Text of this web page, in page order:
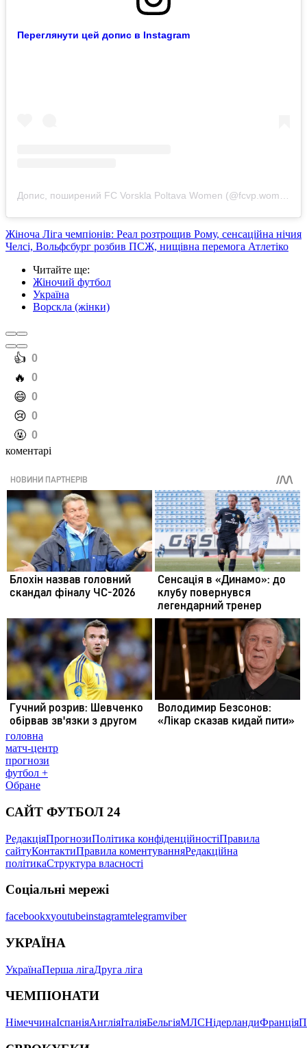
Переглянути цей допис в Instagram
Жіноча Ліга чемпіонів: Реал розтрощив Рому, сенсаційна нічия
Челсі, Вольфсбург розбив ПСЖ, нищівна перемога Атлетіко
Читайте ще:
Жіночий футбол
Україна
Ворскла (жінки)
️👍 0
️🔥 0
️😄 0
️😢 0
️🤬 0
коментарі
головна
матч-центр
прогнози
футбол +
Обране
САЙТ ФУТБОЛ 24
РедакціяПрогнозиПолітика конфіденційностіПравила
сайтуКонтактиПравила коментуванняРедакційна
політикаСтруктура власності
Соціальні мережі
facebookxyoutubeinstagramtelegramviber
УКРАЇНА
УкраїнаПерша лігаДруга ліга
ЧЕМПІОНАТИ
НімеччинаІспаніяАнгліяІталіяБельгіяМЛСНідерландиФранція